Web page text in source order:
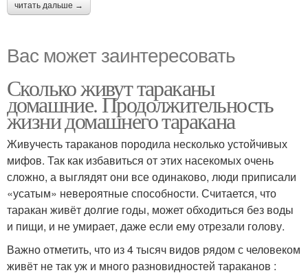
читать дальше →
Вас может заинтересовать
Сколько живут тараканы
домашние. Продолжительность
жизни домашнего таракана
Живучесть тараканов породила несколько устойчивых
мифов. Так как избавиться от этих насекомых очень
сложно, а выглядят они все одинаково, люди приписали
«усатым» невероятные способности. Считается, что
таракан живёт долгие годы, может обходиться без воды
и пищи, и не умирает, даже если ему отрезали голову.
Важно отметить, что из 4 тысяч видов рядом с человеком
живёт не так уж и много разновидностей тараканов :